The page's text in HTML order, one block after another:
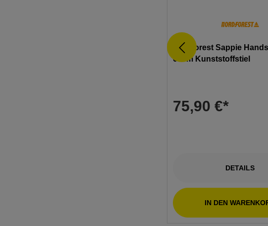
Gränsfors Axtschleifstein
45,01 €*
DETAILS
IN DEN WARENKORB
Nordforest Sappie
60cm Kunststoffstiel
75,90 €*
DETAILS
IN DEN